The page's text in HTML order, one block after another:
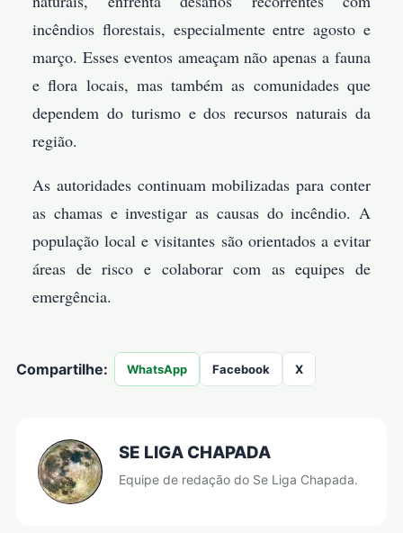
incêndios florestais, especialmente entre agosto e
março. Esses eventos ameaçam não apenas a fauna
e flora locais, mas também as comunidades que
dependem do turismo e dos recursos naturais da
região.
As autoridades continuam mobilizadas para conter
as chamas e investigar as causas do incêndio. A
população local e visitantes são orientados a evitar
áreas de risco e colaborar com as equipes de
emergência.
Compartilhe: WhatsApp Facebook X
SE LIGA CHAPADA
Equipe de redação do Se Liga Chapada.